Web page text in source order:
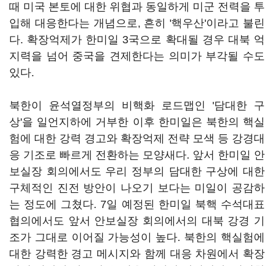
때 미국 본토에 대한 위협과 동일하게 미군 전력을 투
입해 대응한다는 개념으로, 흔히 '핵우산'이라고 불린
다. 확장억제가 한미일 3국으로 확대될 경우 대북 억
지력을 넘어 중국을 견제한다는 의미가 부각될 수도
있다.
북한이 윤석열정부의 비핵화 로드맵인 '담대한 구
상'을 일언지하에 거부한 이후 한미일은 북한의 핵실
험에 대한 강력 경고와 확장억제 전략 모색 등 강경대
응 기조로 빠르게 전환하는 모양새다. 앞서 한미일 안
보실장 회의에서도 우리 정부의 담대한 구상에 대한
구체적인 진전 방안이 나오기 보다는 미일이 공감하
는 정도에 그쳤다. 7일 예정된 한미일 북핵 수석대표
협의에서도 앞서 안보실장 회의에서의 대북 강경 기
조가 그대로 이어질 가능성이 높다. 북한의 핵실험에
대한 강력한 경고 메시지와 함께 대응 차원에서 확장